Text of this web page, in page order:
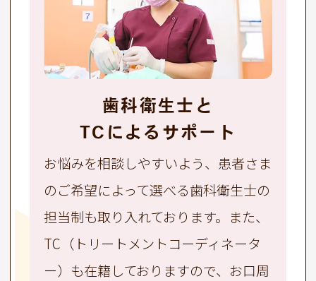
歯科衛生士と
TCによるサポート
お悩みを相談しやすいよう、患者さま
のご希望によって選べる歯科衛生士の
担当制も取り入れております。また、
TC（トリートメントコーディネータ
ー）も在籍しておりますので、お口周